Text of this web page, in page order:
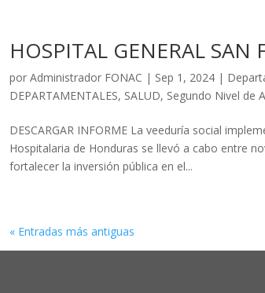
HOSPITAL GENERAL SAN
por Administrador FONAC | Sep 1, 2024|
DEPARTAMENTALES, SALUD, Segundo Nivel de
DESCARGAR INFORME La veeduría social
Hospitalaria de Honduras se llevó a cabo entre
fortalecer la inversión pública en el...
« Entradas más antiguas